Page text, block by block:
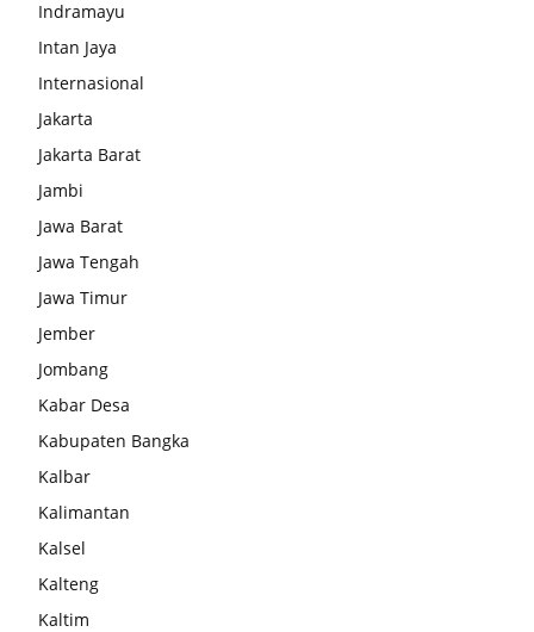
Indramayu
Intan Jaya
Internasional
Jakarta
Jakarta Barat
Jambi
Jawa Barat
Jawa Tengah
Jawa Timur
Jember
Jombang
Kabar Desa
Kabupaten Bangka
Kalbar
Kalimantan
Kalsel
Kalteng
Kaltim